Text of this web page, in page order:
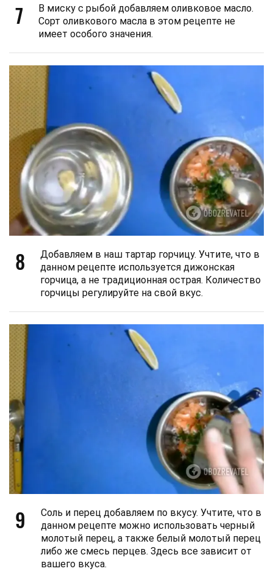
7
В миску с рыбой добавляем оливковое масло.
Сорт оливкового масла в этом рецепте не
имеет особого значения.
8
Добавляем в наш тартар горчицу. Учтите, что в
данном рецепте используется дижонская
горчица, а не традиционная острая. Количество
горчицы регулируйте на свой вкус.
9
Соль и перец добавляем по вкусу. Учтите, что в
данном рецепте можно использовать черный
молотый перец, а также белый молотый перец
либо же смесь перцев. Здесь все зависит от
вашего вкуса.